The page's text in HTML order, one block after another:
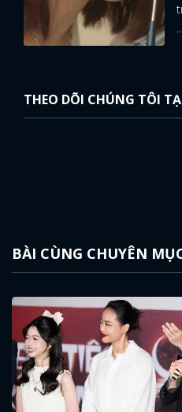
THEO DÕI CHÚNG TÔI
BÀI CÙNG CHUYÊN